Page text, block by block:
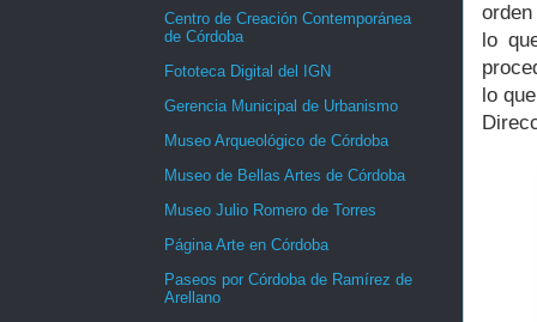
lo
lo
Centro de Creación Contemporánea
de Córdoba
Fototeca Digital del IGN
Gerencia Municipal de Urbanismo
Museo Arqueológico de Córdoba
Museo de Bellas Artes de Córdoba
Museo Julio Romero de Torres
Página Arte en Córdoba
Paseos por Córdoba de Ramírez de
Arellano